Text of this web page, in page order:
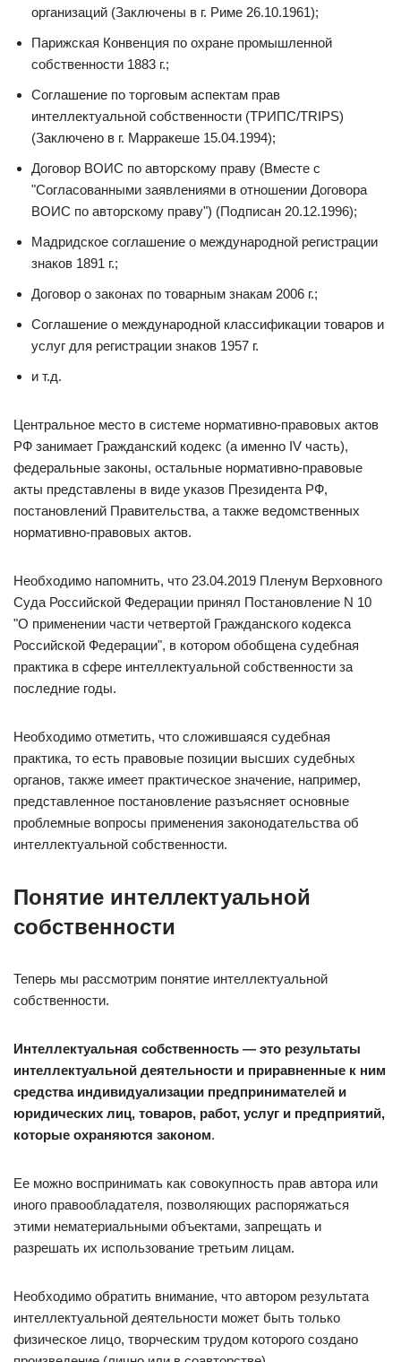
организаций (Заключены в г. Риме 26.10.1961);
Парижская Конвенция по охране промышленной
собственности 1883 г.;
Соглашение по торговым аспектам прав
интеллектуальной собственности (ТРИПС/TRIPS)
(Заключено в г. Марракеше 15.04.1994);
Договор ВОИС по авторскому праву (Вместе с
"Согласованными заявлениями в отношении Договора
ВОИС по авторскому праву") (Подписан 20.12.1996);
Мадридское соглашение о международной регистрации
знаков 1891 г.;
Договор о законах по товарным знакам 2006 г.;
Соглашение о международной классификации товаров и
услуг для регистрации знаков 1957 г.
и т.д.
Центральное место в системе нормативно-правовых актов
РФ занимает Гражданский кодекс (а именно IV часть),
федеральные законы, остальные нормативно-правовые
акты представлены в виде указов Президента РФ,
постановлений Правительства, а также ведомственных
нормативно-правовых актов.
Необходимо напомнить, что 23.04.2019 Пленум Верховного
Суда Российской Федерации принял Постановление N 10
"О применении части четвертой Гражданского кодекса
Российской Федерации", в котором обобщена судебная
практика в сфере интеллектуальной собственности за
последние годы.
Необходимо отметить, что сложившаяся судебная
практика, то есть правовые позиции высших судебных
органов, также имеет практическое значение, например,
представленное постановление разъясняет основные
проблемные вопросы применения законодательства об
интеллектуальной собственности.
Понятие интеллектуальной
собственности
Теперь мы рассмотрим понятие интеллектуальной
собственности.
Интеллектуальная собственность — это результаты
интеллектуальной деятельности и приравненные к ним
средства индивидуализации предпринимателей и
юридических лиц, товаров, работ, услуг и предприятий,
которые охраняются законом.
Ее можно воспринимать как совокупность прав автора или
иного правообладателя, позволяющих распоряжаться
этими нематериальными объектами, запрещать и
разрешать их использование третьим лицам.
Необходимо обратить внимание, что автором результата
интеллектуальной деятельности может быть только
физическое лицо, творческим трудом которого создано